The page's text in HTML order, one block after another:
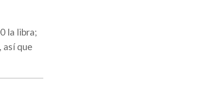
la libra;
así que